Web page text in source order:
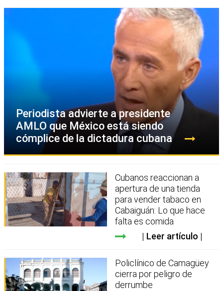
Periodista advierte a presidente
AMLO que México está siendo
cómplice de la dictadura cubana
Cubanos reaccionan a
apertura de una tienda
para vender tabaco en
Cabaiguán: Lo que hace
falta es comida
Leer artículo
Policlínico de Camagüey
cierra por peligro de
derrumbe